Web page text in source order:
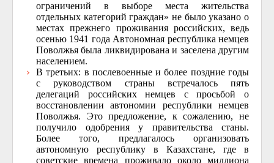
ограничений в выборе места жительства
отдельных категорий граждан» не было указано о
местах прежнего проживания российских, ведь
осенью 1941 года Автономная республика немцев
Поволжья была ликвидирована и заселена другим
населением.
В третьих: в послевоенные и более поздние годы
с руководством страны встречалось пять
делегаций российских немцев с просьбой о
восстановлении автономии республики немцев
Поволжья. Это предложение, к сожалению, не
получило одобрения у правительства станы.
Более того, предлагалось организовать
автономную республику в Казахстане, где в
советские времена проживало около миллиона